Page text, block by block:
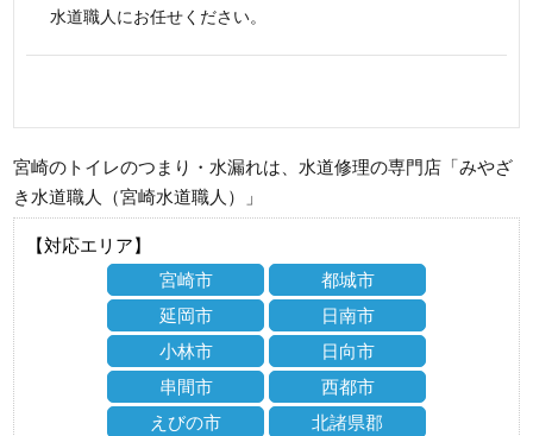
水道職人にお任せください。
宮崎のトイレのつまり・水漏れは、水道修理の専門店「みやざ
き水道職人（宮崎水道職人）」
【対応エリア】
宮崎市
都城市
延岡市
日南市
小林市
日向市
串間市
西都市
えびの市
北諸県郡